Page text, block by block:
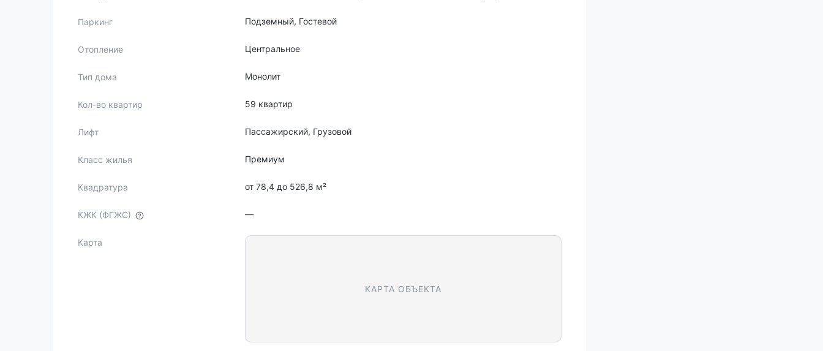
Паркинг Подземный, Гостевой
Отопление Центральное
Тип дома Монолит
Кол-во квартир 59 квартир
Лифт Пассажирский, Грузовой
Класс жилья Премиум
Квадратура от 78,4 до 526,8 м²
КЖК (ФГЖС) —
Карта
КАРТА ОБЪЕКТА